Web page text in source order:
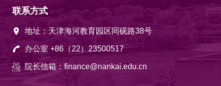
联系方式
地址：天津海河教育园区同砚路38号
办公室 +86（22）23500517
院长信箱：finance@nankai.edu.cn